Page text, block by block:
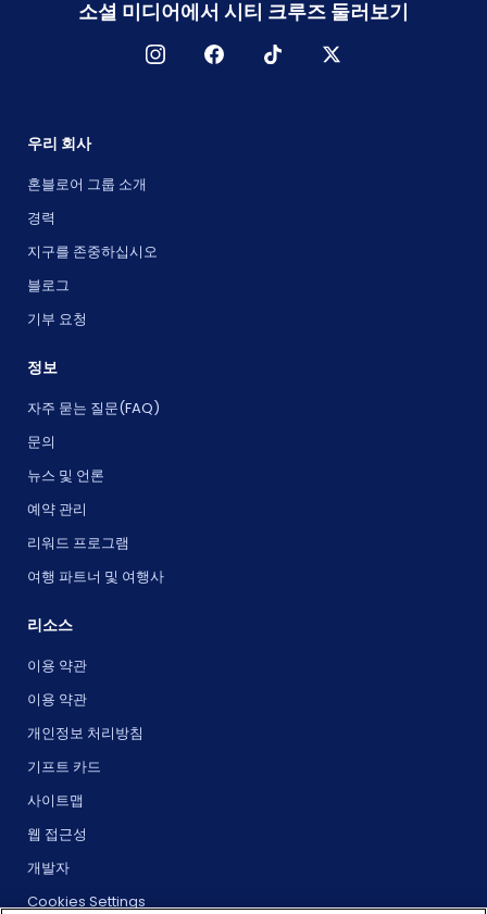
소셜 미디어에서 시티 크루즈 둘러보기
우리 회사
혼블로어 그룹 소개
경력
지구를 존중하십시오
블로그
기부 요청
정보
자주 묻는 질문(FAQ)
문의
뉴스 및 언론
예약 관리
리워드 프로그램
여행 파트너 및 여행사
리소스
이용 약관
이용 약관
개인정보 처리방침
기프트 카드
사이트맵
웹 접근성
개발자
Cookies Settings